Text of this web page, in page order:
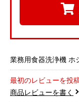
業務用食器洗浄機 ホ
最初のレビューを投
商品レビューを書く